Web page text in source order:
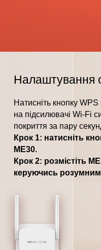
Налаштування
Натисніть кнопку WPS
на підсилювачі Wi-Fi
покриття за пару
Крок 1: натисніть
ME30.
Крок 2: розмістіть
керуючись розумним